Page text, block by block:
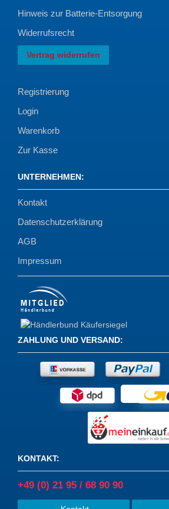
Hinweis zur Batterie-Entsorgung
Widerrufsrecht
Vertrag widerrufen
Registrierung
Login
Warenkorb
Zur Kasse
UNTERNEHMEN:
Kontakt
Datenschutzerklärung
AGB
Impressum
ZAHLUNG UND VERSAND:
KONTAKT:
+49 (0) 21 95 / 68 90 90